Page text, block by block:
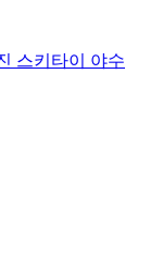
스키타이 야수